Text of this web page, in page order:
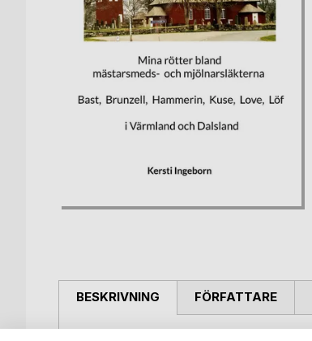
BESKRIVNING FÖRFATTARE